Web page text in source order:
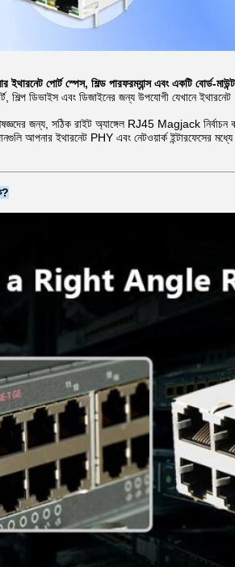
ইথারনেট পোর্ট স্পেস, শিল্ড পারফরম্যান্স এবং একটি বোর্ড-
শিল্প ডিভাইস এবং ডিজাইনের জন্য উপযোগী যেখানে
জন্য, সঠিক রাইট অ্যাঙ্গেল RJ45 Magjack
আপনার ইথারনেট PHY এবং নেটওয়ার্ক ইন্টারফেসের